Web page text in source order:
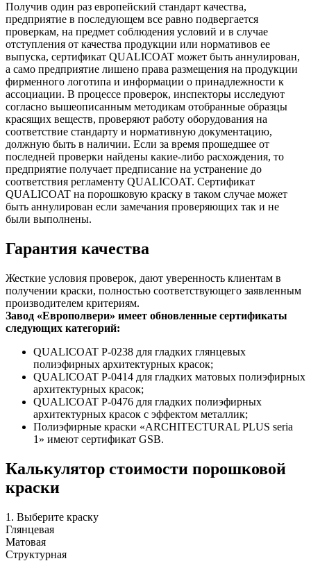
Получив один раз европейский стандарт качества,
предприятие в последующем все равно подвергается
проверкам, на предмет соблюдения условий и в случае
отступления от качества продукции или нормативов ее
выпуска, сертификат QUALICOAT может быть аннулирован,
а само предприятие лишено права размещения на продукции
фирменного логотипа и информации о принадлежности к
ассоциации. В процессе проверок, инспекторы исследуют
согласно вышеописанным методикам отобранные образцы
красящих веществ, проверяют работу оборудования на
соответствие стандарту и нормативную документацию,
должную быть в наличии. Если за время прошедшее от
последней проверки найдены какие-либо расхождения, то
предприятие получает предписание на устранение до
соответствия регламенту QUALICOAT. Сертификат
QUALICOAT на порошковую краску в таком случае может
быть аннулирован если замечания проверяющих так и не
были выполнены.
Гарантия качества
Жесткие условия проверок, дают уверенность клиентам в
получении краски, полностью соответствующего заявленным
производителем критериям.
Завод «Европолвери» имеет обновленные сертификаты
следующих категорий:
QUALICOAT P-0238 для гладких глянцевых
полиэфирных архитектурных красок;
QUALICOAT P-0414 для гладких матовых полиэфирных
архитектурных красок;
QUALICOAT P-0476 для гладких полиэфирных
архитектурных красок с эффектом металлик;
Полиэфирные краски «ARCHITECTURAL PLUS seria
1» имеют сертификат GSB.
Калькулятор стоимости порошковой
краски
1. Выберите краску
Глянцевая
Матовая
Структурная